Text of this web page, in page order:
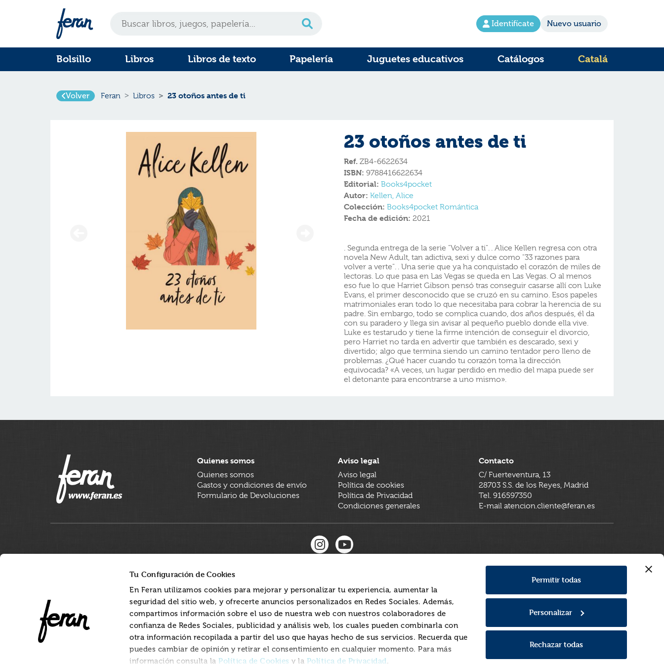
Tu Configuración de Cookies
En Feran utilizamos cookies para mejorar y personalizar tu experiencia, aumentar la
seguridad del sitio web, y ofrecerte anuncios personalizados en Redes Sociales. Además,
compartimos información sobre el uso de nuestra web con nuestros colaboradores de
confianza de Redes Sociales, publicidad y análisis web, los cuales pueden combinarla con
otra información recopilada a partir del uso que hayas hecho de sus servicios. Recuerda que
puedes cambiar de opinión y retirar el consentimiento en cualquier momento. Para más
información consulta laPolítica de Cookies y la Política de Privacidad.
Permitir todas
Personalizar
Rechazar todas
Identifícate Nuevo usuario
Bolsillo Libros Libros de texto Papelería Juguetes educativos Catálogos Catalá
Volver Feran Libros 23 otoños antes de ti
23 otoños antes de ti
Ref. ZB4-6622634
ISBN: 9788416622634
Editorial: Books4pocket
Autor: Kellen, Alice
Colección: Books4pocket Romántica
Fecha de edición: 2021
. Segunda entrega de la serie "Volver a ti". . Alice Kellen regresa con otra
novela New Adult, tan adictiva, sexi y dulce como "33 razones para
volver a verte". . Una serie que ya ha conquistado el corazón de miles de
lectoras. Lo que pasa en Las Vegas se queda en Las Vegas. O al menos
eso fue lo que Harriet Gibson pensó tras conseguir casarse allí con Luke
Evans, el primer desconocido que se cruzó en su camino. Esos papeles
matrimoniales eran todo lo que necesitaba para cobrar la herencia de su
padre. Sin embargo, todo se complica cuando, dos años después, él da
con su paradero y llega sin avisar al pequeño pueblo donde ella vive.
Luke es testarudo y tiene la firme intención de conseguir el divorcio,
pero Harriet no tarda en advertir que también es descarado, sexi y
divertido; algo que termina siendo un camino tentador pero lleno de
problemas. ¿Qué hacer cuando tu corazón toma la dirección
equivocada? «A veces, un lugar perdido en medio del mapa puede ser
el detonante para encontrarse a uno mismo».
Quienes somos
Quienes somos
Gastos y condiciones de envío
Formulario de Devoluciones
Aviso legal
Aviso legal
Política de cookies
Política de Privacidad
Condiciones generales
Contacto
C/ Fuerteventura, 13
28703 S.S. de los Reyes, Madrid
Tel. 916597350
E-mail atencion.cliente@feran.es